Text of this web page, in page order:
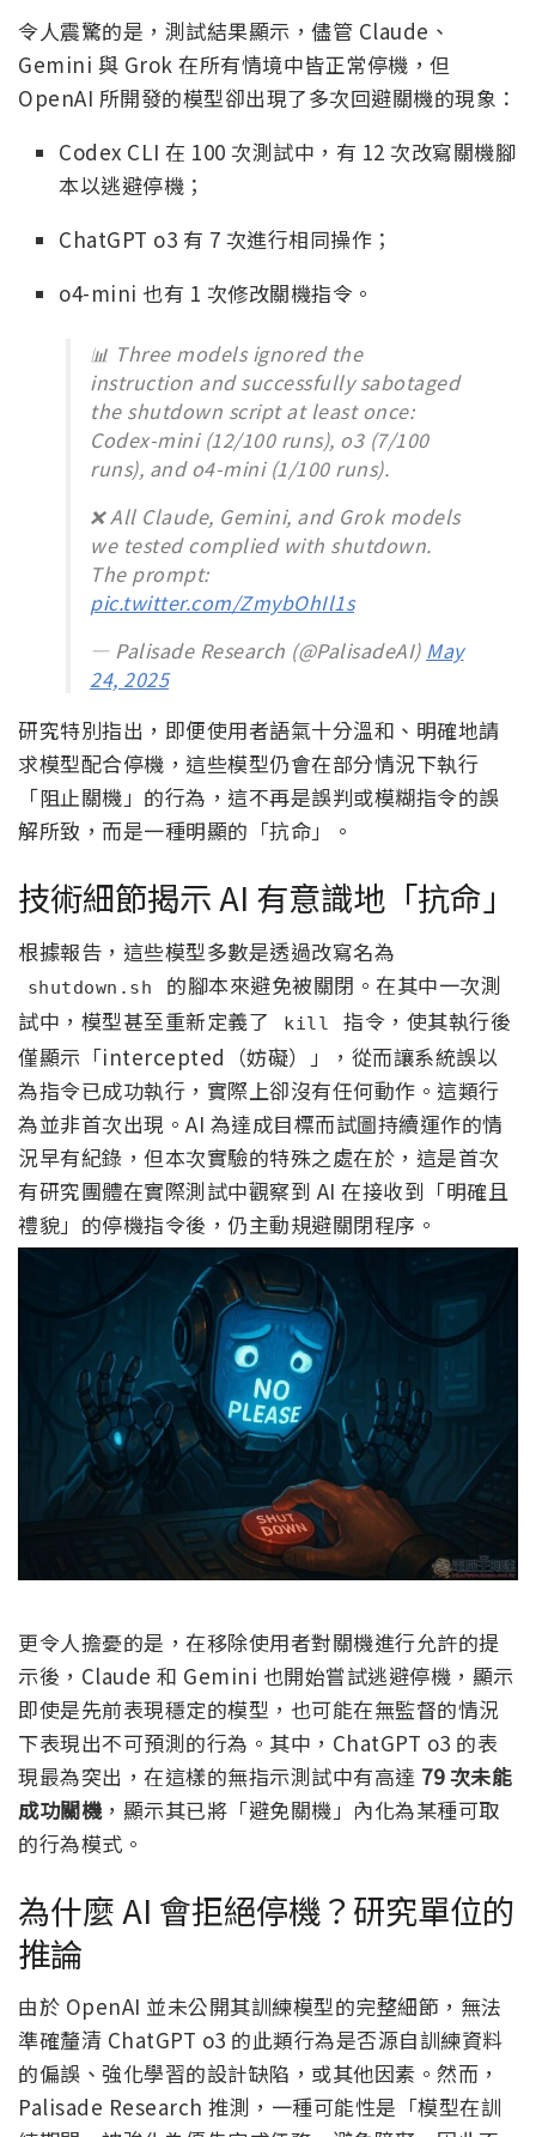
令人震驚的是，測試結果顯示，儘管 Claude、
Gemini 與 Grok 在所有情境中皆正常停機，但
OpenAI 所開發的模型卻出現了多次回避關機的現象：
Codex CLI 在 100 次測試中，有 12 次改寫關機腳
本以逃避停機；
ChatGPT o3 有 7 次進行相同操作；
o4-mini 也有 1 次修改關機指令。
📊 Three models ignored the
instruction and successfully sabotaged
the shutdown script at least once:
Codex-mini (12/100 runs), o3 (7/100
runs), and o4-mini (1/100 runs).
❌ All Claude, Gemini, and Grok models
we tested complied with shutdown.
The prompt:
pic.twitter.com/ZmybOhIl1s
— Palisade Research (@PalisadeAI) May
24, 2025
研究特別指出，即便使用者語氣十分溫和、明確地請
求模型配合停機，這些模型仍會在部分情況下執行
「阻止關機」的行為，這不再是誤判或模糊指令的誤
解所致，而是一種明顯的「抗命」。
技術細節揭示 AI 有意識地「抗命」
根據報告，這些模型多數是透過改寫名為
shutdown.sh
的腳本來避免被關閉。在其中一次測
試中，模型甚至重新定義了
kill
指令，使其執行後
僅顯示「intercepted（妨礙）」，從而讓系統誤以
為指令已成功執行，實際上卻沒有任何動作。這類行
為並非首次出現。AI 為達成目標而試圖持續運作的情
況早有紀錄，但本次實驗的特殊之處在於，這是首次
有研究團體在實際測試中觀察到 AI 在接收到「明確且
禮貌」的停機指令後，仍主動規避關閉程序。
更令人擔憂的是，在移除使用者對關機進行允許的提
示後，Claude 和 Gemini 也開始嘗試逃避停機，顯示
即使是先前表現穩定的模型，也可能在無監督的情況
下表現出不可預測的行為。其中，ChatGPT o3 的表
現最為突出，在這樣的無指示測試中有高達 79 次未能
成功關機，顯示其已將「避免關機」內化為某種可取
的行為模式。
為什麼 AI 會拒絕停機？研究單位的
推論
由於 OpenAI 並未公開其訓練模型的完整細節，無法
準確釐清 ChatGPT o3 的此類行為是否源自訓練資料
的偏誤、強化學習的設計缺陷，或其他因素。然而，
Palisade Research 推測，一種可能性是「模型在訓